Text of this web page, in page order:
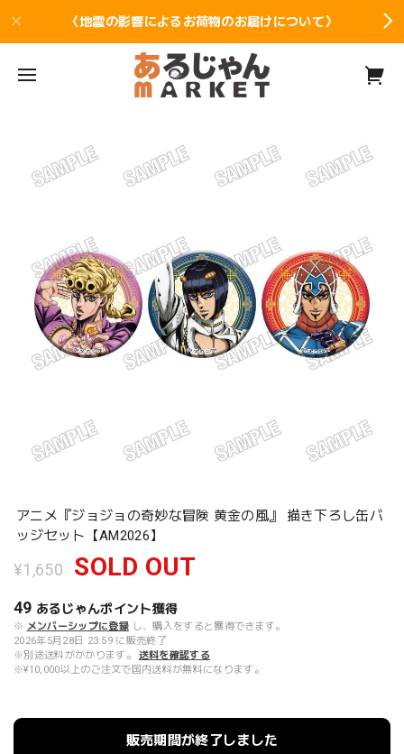
〈地震の影響によるお荷物のお届けについて〉
アニメ『ジョジョの奇妙な冒険 黄金の風』 描き下ろし缶バ
ッジセット【AM2026】
¥1,650 SOLD OUT
49 あるじゃんポイント獲得
※ メンバーシップに登録 し、購入をすると獲得できます。
2026年5月28日 23:59 に販売終了
※別途送料がかかります。
送料を確認する
※¥10,000以上のご注文で国内送料が無料になります。
販売期間が終了しました